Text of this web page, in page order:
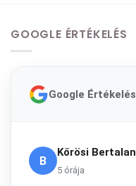
GOOGLE ÉRTÉKELÉS
Google
B
Kőrösi Bertalan
5 órája